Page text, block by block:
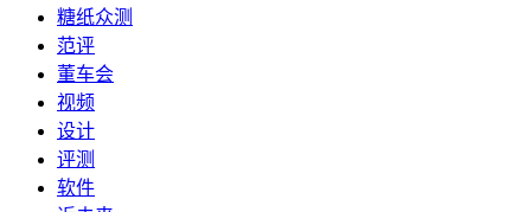
糖纸众测
范评
董车会
视频
设计
评测
软件